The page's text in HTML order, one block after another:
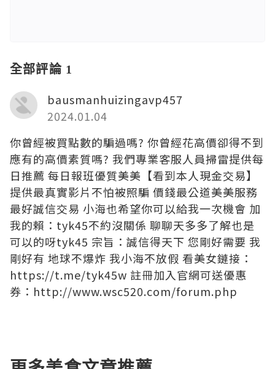
全部評論 1
bausmanhuizingavp457
2024.01.04
你曾經被買點數的騙過嗎? 你曾經花高價卻得不到
應有的高價素質嗎? 我們專業客服人員掃雷提供每
日推薦 每日報班優質美美【看到本人現金交易】
提供最真實影片不怕被照騙 價錢最公道美美服務
最好誠信交易 小海也希望你可以給我一次機會 加
我的賴：tyk45不約沒關係 聊聊天多多了解也是
可以的呀tyk45 宗旨：誠信得天下 您剛好需要 我
剛好有 地球不爆炸 我小海不放假 看美女鏈接：
https://t.me/tyk45w 註冊加入官網可送優惠
券：http://www.wsc520.com/forum.php